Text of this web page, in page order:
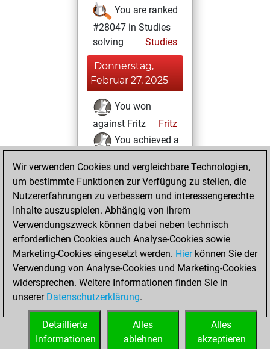
You are ranked
#28047 in Studies
solving
Studies
Donnerstag,
Februar 27, 2025
You won
against Fritz
Fritz
You achieved a
You achieved a
new Elo of 1598
Sonntag, Februar
25, 2024
You created
your Fritz account
Fritz
You
account
Studies
Wir verwenden Cookies und vergleichbare Technologien,
um bestimmte Funktionen zur Verfügung zu stellen, die
Nutzererfahrungen zu verbessern und interessengerechte
Inhalte auszuspielen. Abhängig von ihrem
Verwendungszweck können dabei neben technisch
erforderlichen Cookies auch Analyse-Cookies sowie
Marketing-Cookies eingesetzt werden. Hierkönnen Sie der
Verwendung von Analyse-Cookies und Marketing-Cookies
widersprechen. Weitere Informationen finden Sie in
unserer Datenschutzerklärung.
Alles
akzeptieren
Alles
ablehnen
Detaillierte
Informationen